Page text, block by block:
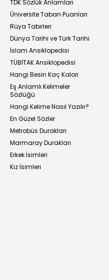
TDK Sözlük Anlamları
Üniversite Taban Puanları
Rüya Tabirleri
Dünya Tarihi ve Türk Tarihi
İslam Ansiklopedisi
TÜBİTAK Ansiklopedisi
Hangi Besin Kaç Kalori
Eş Anlamlı Kelimeler
Sözlüğü
Hangi Kelime Nasıl Yazılır?
En Güzel Sözler
Metrobüs Durakları
Marmaray Durakları
Erkek İsimleri
Kız İsimleri